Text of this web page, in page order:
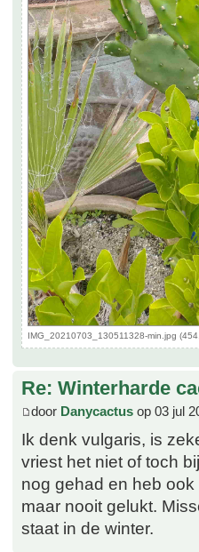
IMG_20210703_130511328-min.jpg
Re: Winterharde
door Danycactus op 03 jul
Ik denk vulgaris, is
vriest het niet of toch
nog gehad en heb
maar nooit gelukt.
staat in de winter.